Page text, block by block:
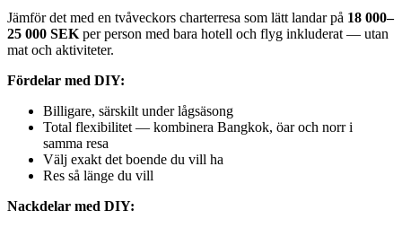
Jämför det med en tvåveckors charterresa som lätt landar på 18 000–
25 000 SEK per person med bara hotell och flyg inkluderat — utan
mat och aktiviteter.
Fördelar med DIY:
Billigare, särskilt under lågsäsong
Total flexibilitet — kombinera Bangkok, öar och norr i
samma resa
Välj exakt det boende du vill ha
Res så länge du vill
Nackdelar med DIY: